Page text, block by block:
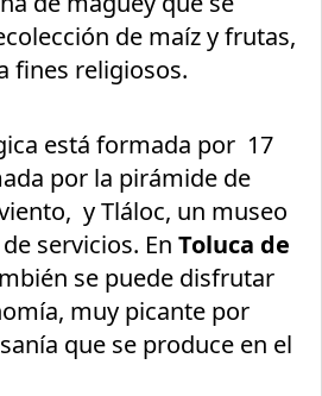
de maíz y frutas,
fines religiosos.
está formada por 17
por la pirámide de
y Tláloc, un museo
servicios. EnToluca de
se puede disfrutar
muy picante por
que se produce en el